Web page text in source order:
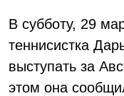
В субботу, 29
теннисистка
выступать за
этом она